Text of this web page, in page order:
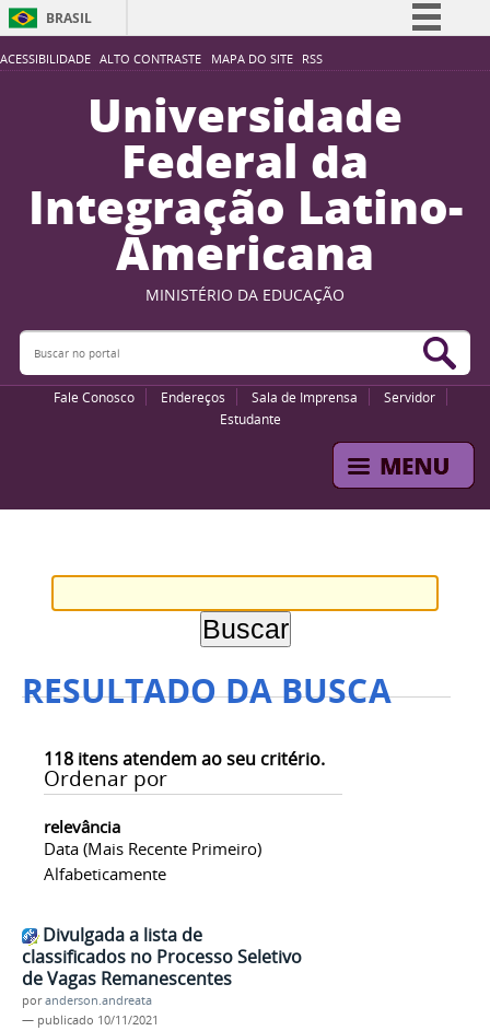
ACESSIBILIDADE ALTO CONTRASTE MAPA DO SITE RSS
BRASIL
Simplifique!
Participe
Acesso à informação
Legislação
Canais
Universidade
Federal da
Integração Latino-
Americana
MINISTÉRIO DA EDUCAÇÃO
Buscar no portal
Fale Conosco Endereços Sala de Imprensa
Servidor
Estudante
RESULTADO DA BUSCA
118 itens atendem ao seu critério.
Ordenar por
relevância
Data (mais Recente Primeiro)
Alfabeticamente
Divulgada a lista de
classificados no Processo Seletivo
de Vagas Remanescentes
poranderson.andreata
— publicado 10/11/2021